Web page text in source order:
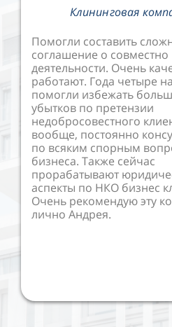
Клининговая
Помогли составить
соглашение о совместно
деятельности. Очень
работают. Года четыре
помогли избежать
убытков по претензии
недобросовестного
вообще, постоянно
по всяким спорным
бизнеса. Также сейчас
прорабатывают
аспекты по НКО бизнес
Очень рекомендую эту
лично Андрея.